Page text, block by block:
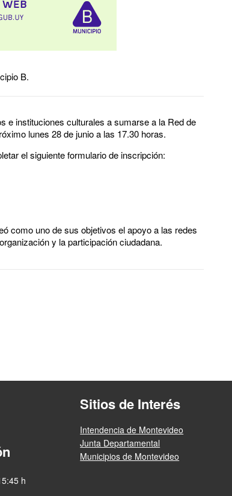
B.
e instituciones culturales a sumarse a la Red de
lunes 28 de junio a las 17.30 horas.
el siguiente formulario de inscripción:
como uno de sus objetivos el apoyo a las redes
y la participación ciudadana.
h
Sitios de Interés
Intendencia de Montevideo
Junta Departamental
Municipios de Montevideo